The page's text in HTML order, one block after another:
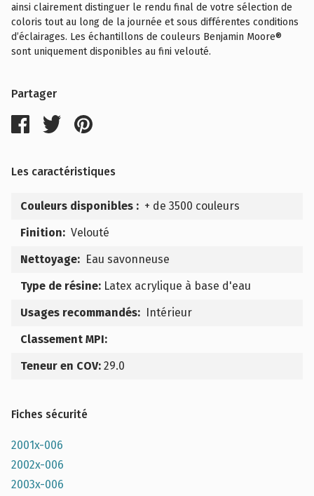
ainsi clairement distinguer le rendu final de votre sélection de
coloris tout au long de la journée et sous différentes conditions
d’éclairages. Les échantillons de couleurs Benjamin Moore®
sont uniquement disponibles au fini velouté.
Partager
Les caractéristiques
Couleurs disponibles : + de 3500 couleurs
Finition: Velouté
Nettoyage: Eau savonneuse
Type de résine: Latex acrylique à base d'eau
Usages recommandés: Intérieur
Classement MPI:
Teneur en COV: 29.0
Fiches sécurité
2001x-006
2002x-006
2003x-006